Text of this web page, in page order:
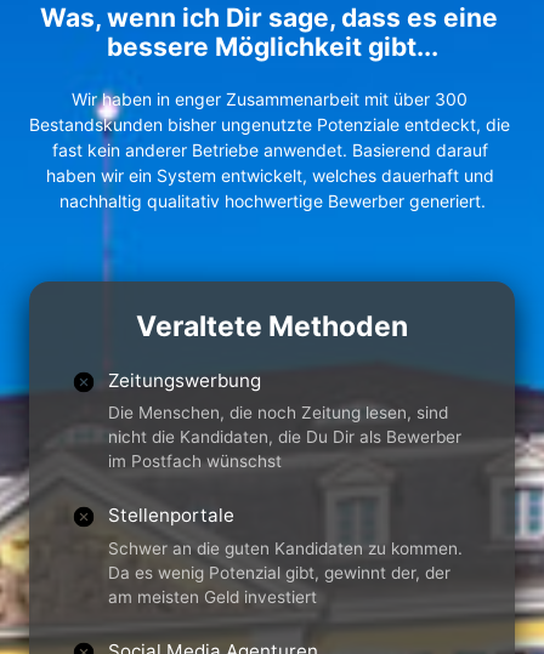
Was, wenn ich Dir sage, dass es eine
bessere Möglichkeit gibt...
Wir haben in enger Zusammenarbeit mit über 300
Bestandskunden bisher ungenutzte Potenziale entdeckt, die
fast kein anderer Betriebe anwendet. Basierend darauf
haben wir ein System entwickelt, welches dauerhaft und
nachhaltig qualitativ hochwertige Bewerber generiert.
Veraltete Methoden
Zeitungswerbung
Die Menschen, die noch Zeitung lesen, sind
nicht die Kandidaten, die Du Dir als Bewerber
im Postfach wünschst
Stellenportale
Schwer an die guten Kandidaten zu kommen.
Da es wenig Potenzial gibt, gewinnt der, der
am meisten Geld investiert